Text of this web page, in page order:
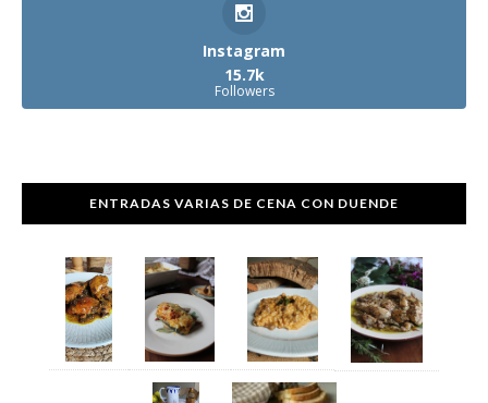
Instagram
15.7k
Followers
ENTRADAS VARIAS DE CENA CON DUENDE